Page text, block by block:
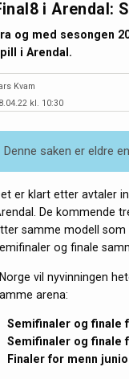
i Arendal:
og med sesongen
i Arendal.
Kvam
kl. 10:30
Denne saken er eldre
er klart etter avtaler
De kommende
samme modell som
og finale
vil nyvinningen
arena:
Semifinaler og finale
Semifinaler og finale
Finaler for menn